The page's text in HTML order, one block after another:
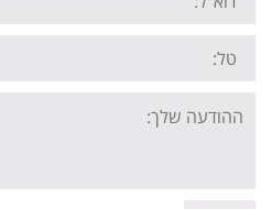
Tel:
Your
message: